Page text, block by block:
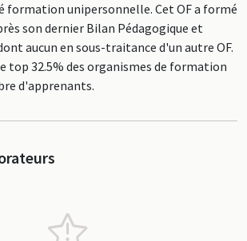
formation unipersonnelle. Cet OF a formé
son dernier Bilan Pédagogique et
aucun en sous-traitance d'un autre OF.
top 32.5% des organismes de formation
d'apprenants.